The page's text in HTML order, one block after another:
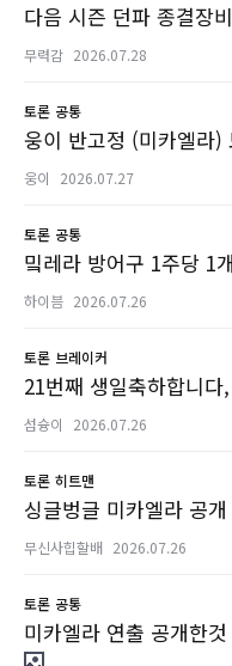
다음 시즌 던파 종결장
무력감 2026.07.28
토론 공통
웅이 반고정 (미카엘라)
웅이 2026.07.27
토론 공통
밐레라 방어구 1주당 1
하이븜 2026.07.26
토론 브레이커
21번째 생일축하합니다,
섬슝이 2026.07.26
토론 히트맨
싱글벙글 미카엘라 공
무신사힙할배 2026.07.26
토론 공통
미카엘라 연출 공개한